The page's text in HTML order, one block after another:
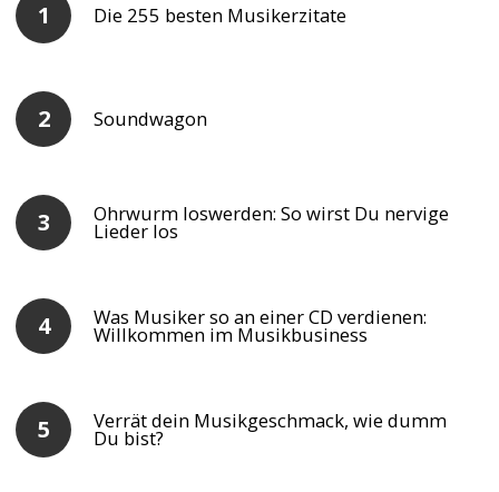
Die 255 besten Musikerzitate
Soundwagon
Ohrwurm loswerden: So wirst Du nervige
Lieder los
Was Musiker so an einer CD verdienen:
Willkommen im Musikbusiness
Verrät dein Musikgeschmack, wie dumm
Du bist?